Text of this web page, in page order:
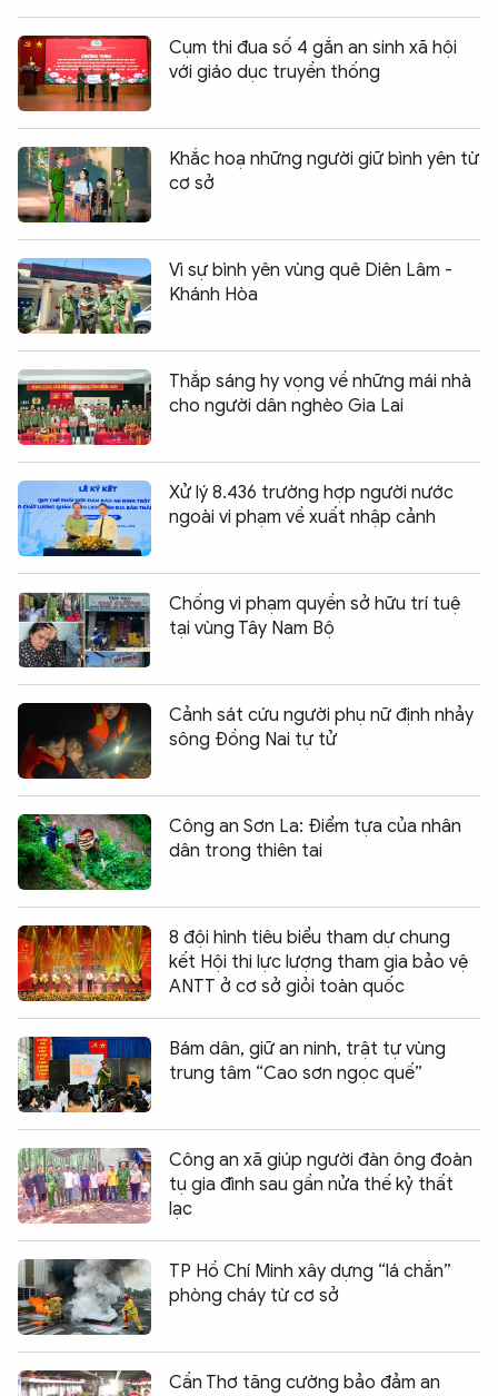
Cụm thi đua số 4 gắn an sinh xã hội
với giáo dục truyền thống
Khắc hoạ những người giữ bình yên từ
cơ sở
Vì sự bình yên vùng quê Diên Lâm -
Khánh Hòa
Thắp sáng hy vọng về những mái nhà
cho người dân nghèo Gia Lai
Xử lý 8.436 trường hợp người nước
ngoài vi phạm về xuất nhập cảnh
Chống vi phạm quyền sở hữu trí tuệ
tại vùng Tây Nam Bộ
Cảnh sát cứu người phụ nữ định nhảy
sông Đồng Nai tự tử
Công an Sơn La: Điểm tựa của nhân
dân trong thiên tai
8 đội hình tiêu biểu tham dự chung
kết Hội thi lực lượng tham gia bảo vệ
ANTT ở cơ sở giỏi toàn quốc
Bám dân, giữ an ninh, trật tự vùng
trung tâm “Cao sơn ngọc quế”
Công an xã giúp người đàn ông đoàn
tụ gia đình sau gần nửa thế kỷ thất
lạc
TP Hồ Chí Minh xây dựng “lá chắn”
phòng cháy từ cơ sở
Cần Thơ tăng cường bảo đảm an